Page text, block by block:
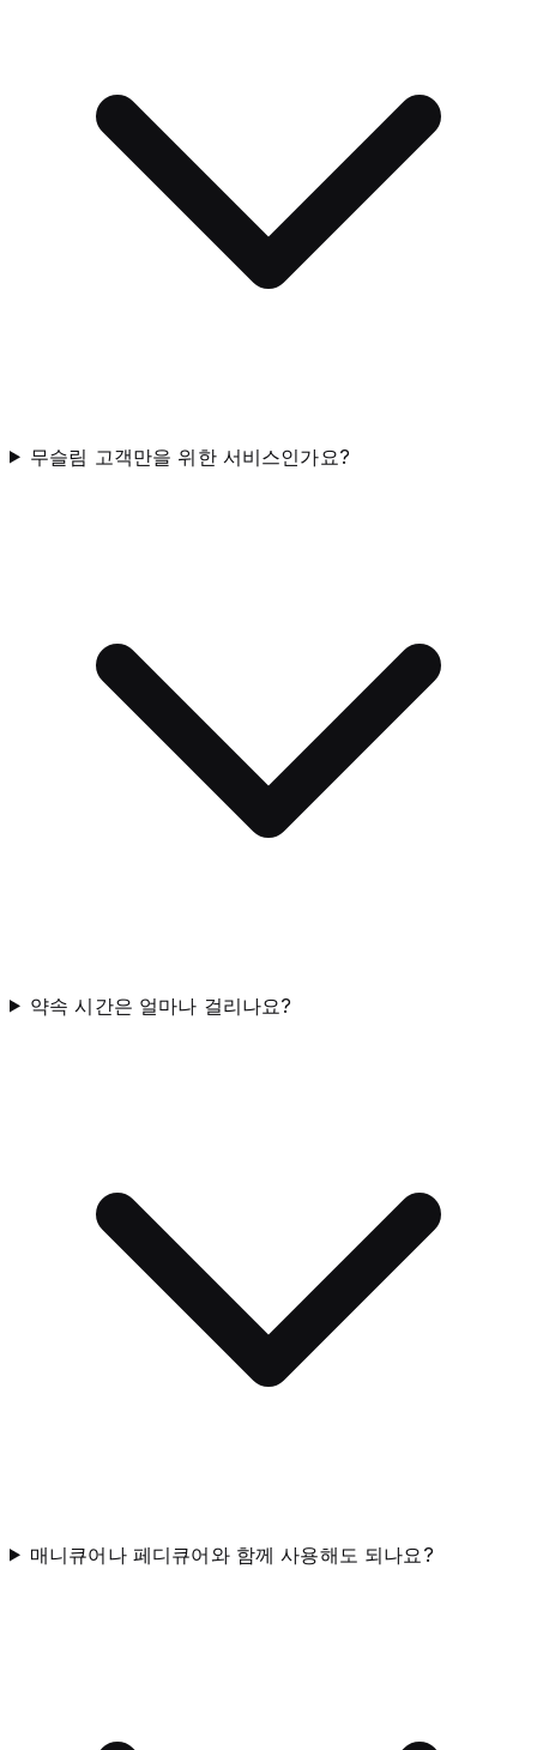
무슬림 고객만을 위한 서비스인가요?
약속 시간은 얼마나 걸리나요?
매니큐어나 페디큐어와 함께 사용해도 되나요?